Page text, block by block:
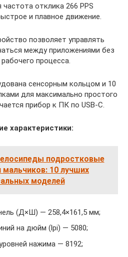
отклика 266 PPS
и плавное движение.
позволяет управлять
между приложениями без
процесса.
сенсорным кольцом и 10
для максимально простого
прибор к ПК по USB-C.
характеристики:
подростковые
мальчиков: 10 лучших
моделей
(Д×Ш) — 258,4×161,5 мм;
на дюйм (lpi) — 5080;
нажима — 8192;